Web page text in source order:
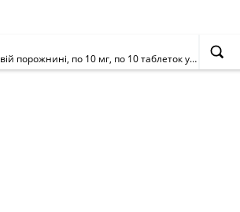
Щодо заборони реалізації, зберігання та застосування лікарського засобу КЕТОРОЛ ЕКСПРЕС, таблетки, що диспергуються в ротовій порожнині, по 10 мг, по 10 таблеток у блістері; по 1 блістеру в коробці, серії V090024, виробництва Д-р Редді'с Лабораторіс Лімітед, Індія